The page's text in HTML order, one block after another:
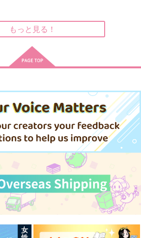
RNEY
竹林パンダ
990
アンディ×出雲風子
／
VALENTINE DAY×BI
RTHDAY
リリカルゴリラ
880 （税込）
神宮寺寂雷×飴村乱数
サンプル
もっと見る！